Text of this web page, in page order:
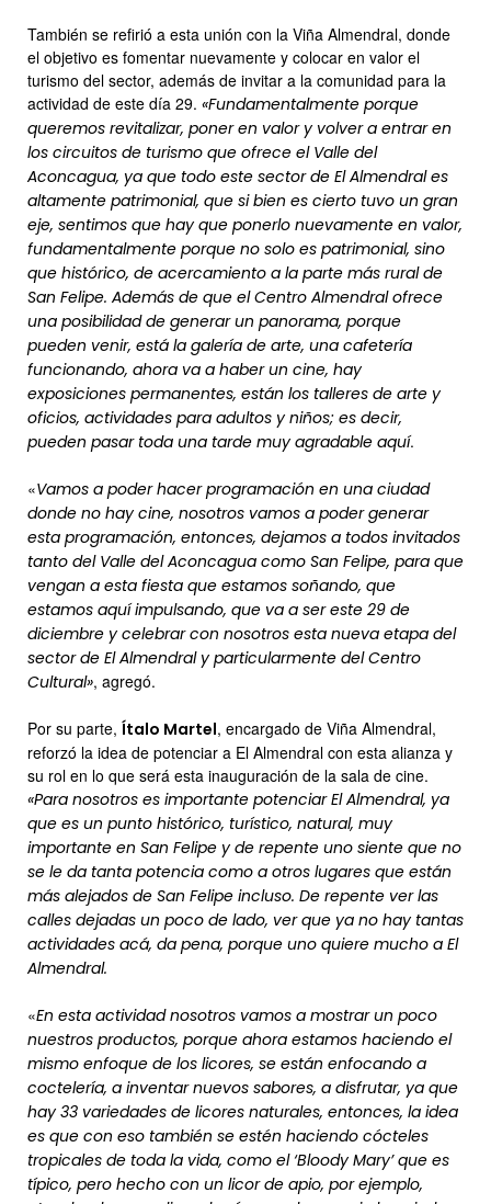
También se refirió a esta unión con la Viña Almendral, donde
el objetivo es fomentar nuevamente y colocar en valor el
turismo del sector, además de invitar a la comunidad para la
actividad de este día 29. «Fundamentalmente porque
queremos revitalizar, poner en valor y volver a entrar en
los circuitos de turismo que ofrece el Valle del
Aconcagua, ya que todo este sector de El Almendral es
altamente patrimonial, que si bien es cierto tuvo un gran
eje, sentimos que hay que ponerlo nuevamente en valor,
fundamentalmente porque no solo es patrimonial, sino
que histórico, de acercamiento a la parte más rural de
San Felipe. Además de que el Centro Almendral ofrece
una posibilidad de generar un panorama, porque
pueden venir, está la galería de arte, una cafetería
funcionando, ahora va a haber un cine, hay
exposiciones permanentes, están los talleres de arte y
oficios, actividades para adultos y niños; es decir,
pueden pasar toda una tarde muy agradable aquí.
«Vamos a poder hacer programación en una ciudad
donde no hay cine, nosotros vamos a poder generar
esta programación, entonces, dejamos a todos invitados
tanto del Valle del Aconcagua como San Felipe, para que
vengan a esta fiesta que estamos soñando, que
estamos aquí impulsando, que va a ser este 29 de
diciembre y celebrar con nosotros esta nueva etapa del
sector de El Almendral y particularmente del Centro
Cultural», agregó.
Por su parte, Ítalo Martel, encargado de Viña Almendral,
reforzó la idea de potenciar a El Almendral con esta alianza y
su rol en lo que será esta inauguración de la sala de cine.
«Para nosotros es importante potenciar El Almendral, ya
que es un punto histórico, turístico, natural, muy
importante en San Felipe y de repente uno siente que no
se le da tanta potencia como a otros lugares que están
más alejados de San Felipe incluso. De repente ver las
calles dejadas un poco de lado, ver que ya no hay tantas
actividades acá, da pena, porque uno quiere mucho a El
Almendral.
«En esta actividad nosotros vamos a mostrar un poco
nuestros productos, porque ahora estamos haciendo el
mismo enfoque de los licores, se están enfocando a
coctelería, a inventar nuevos sabores, a disfrutar, ya que
hay 33 variedades de licores naturales, entonces, la idea
es que con eso también se estén haciendo cócteles
tropicales de toda la vida, como el ‘Bloody Mary’ que es
típico, pero hecho con un licor de apio, por ejemplo,